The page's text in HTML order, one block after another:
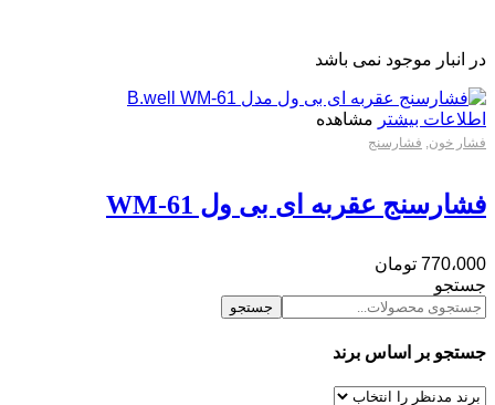
در انبار موجود نمی باشد
اطلاعات بیشتر مشاهده
فشار خون, فشارسنج
فشارسنج عقربه ای بی ول WM-61
770،000 تومان
جستجو
جستجو
جستجو بر اساس برند